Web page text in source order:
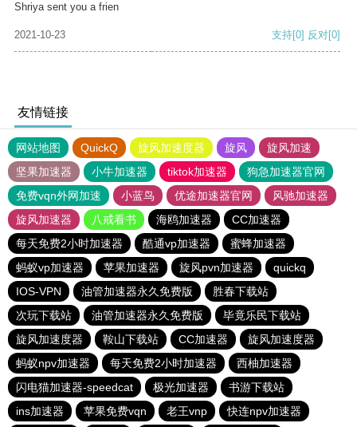
Shriya sent you a frien
2021-10-23 支持[0] 反对[0]
友情链接
网站地图 QuickQ 旋风加速度器 旋风
旋风加速
坚果加速器
小牛加速器 tiktok加速器
狗急加速器官网
免费vqn外网加速
小蓝鸟 优途加速器官网
风驰加速器
旋风加速器
八戒看书 海鸥加速器
CC加速器
每天免费2小时加速器
酷通vp加速器
蜜蜂加速器
蚂蚁vp加速器
苹果加速器 旋风pvn加速器
quickq
IOS-VPN
油管加速器永久免费版
胜春下载站
次玩下载站
油管加速器永久免费版
毕竟乐民下载站
旋风加速度器
鞍山下载站 CC加速器
旋风加速度器
蚂蚁npv加速器
每天免费2小时加速器
西柚加速器
闪电猫加速器-speedcat
极光加速器
书游下载站
ins加速器
苹果免费vqn 老王vnp 快连npv加速器